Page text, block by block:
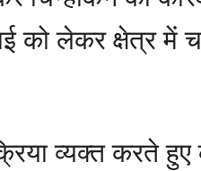
को लेकर क्षेत्र में
व्यक्त करते